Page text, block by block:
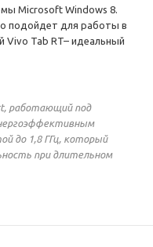
Microsoft Windows 8.
подойдет для работы в
Vivo Tab RT– идеальный
работающий под
до 1,8 ГГц, который
при длительном